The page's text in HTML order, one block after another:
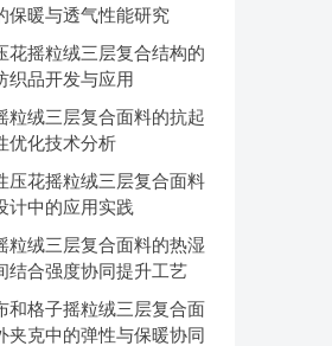
保暖与透气性能研究
花摇粒绒三层复合结构的
织品开发与应用
粒绒三层复合面料的抗起
优化技术分析
压花摇粒绒三层复合面料
计中的应用实践
粒绒三层复合面料的热湿
结合强度协同提升工艺
和格子摇粒绒三层复合面
夹克中的弹性与保暖协同